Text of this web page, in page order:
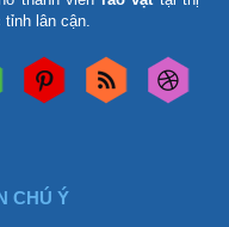
lân cận.
CHÚ Ý